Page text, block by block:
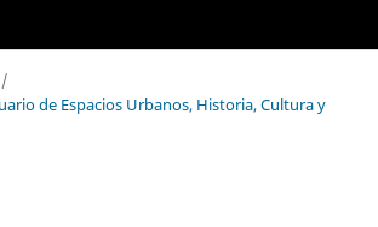
/
de Espacios Urbanos, Historia, Cultura y